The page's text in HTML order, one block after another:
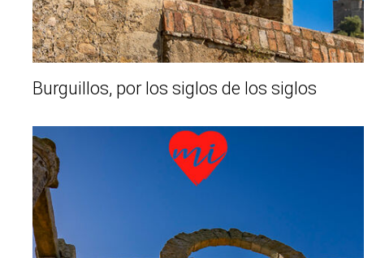
Burguillos, por los siglos de los siglos